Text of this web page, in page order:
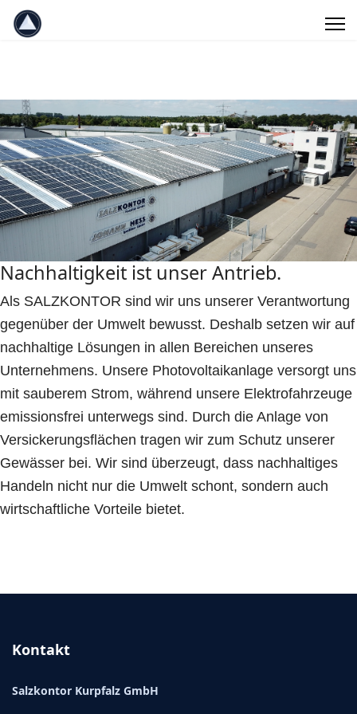
Nachhaltigkeit ist unser Antrieb.
Als SALZKONTOR sind wir uns unserer Verantwortung
gegenüber der Umwelt bewusst. Deshalb setzen wir auf
nachhaltige Lösungen in allen Bereichen unseres
Unternehmens. Unsere Photovoltaikanlage versorgt uns
mit sauberem Strom, während unsere Elektrofahrzeuge
emissionsfrei unterwegs sind. Durch die Anlage von
Versickerungsflächen tragen wir zum Schutz unserer
Gewässer bei. Wir sind überzeugt, dass nachhaltiges
Handeln nicht nur die Umwelt schont, sondern auch
wirtschaftliche Vorteile bietet.
Kontakt
Salzkontor Kurpfalz GmbH